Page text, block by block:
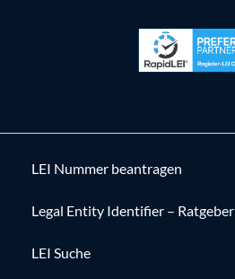
LEI Nummer beantragen
Legal Entity Identifier – Ratgeber
LEI Suche